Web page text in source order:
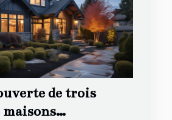
de trois
maisons